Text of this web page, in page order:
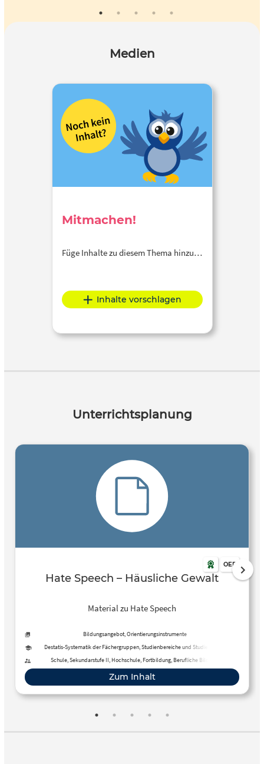
Medien
Mitmachen!
Füge Inhalte zu diesem Thema hinzu…
Inhalte vorschlagen
Unterrichtsplanung
OER
Hate Speech – Häusliche Gewalt
Material zu Hate Speech
Bildungsangebot, Orientierungsinstrumente
Destatis-Systematik der Fächergruppen, Studienbereiche und Studienfächer,
Schule, Sekundarstufe II, Hochschule, Fortbildung, Berufliche Bildung,
Erwachsenenbildung
Zum Inhalt